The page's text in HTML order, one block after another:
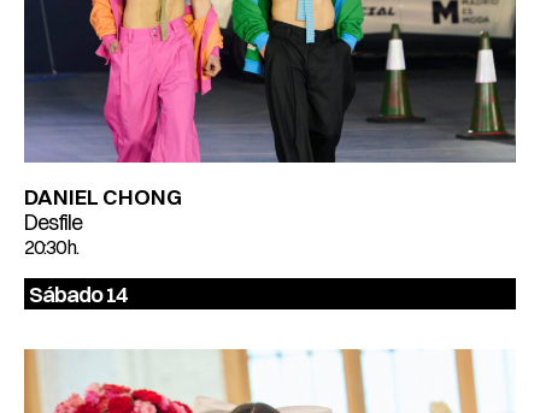
DANIEL CHONG
Desfile
20:30 h.
Sábado 14